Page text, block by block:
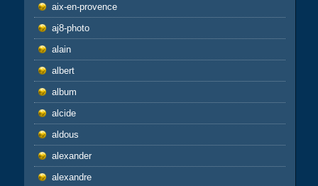
aix-en-provence
aj8-photo
alain
albert
album
alcide
aldous
alexander
alexandre